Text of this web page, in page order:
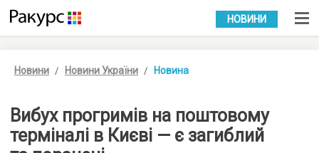
УКР РУС
НОВИНИ
Новини Новини України Новина
Вибух прогримів на поштовому
терміналі в Києві — є загиблий